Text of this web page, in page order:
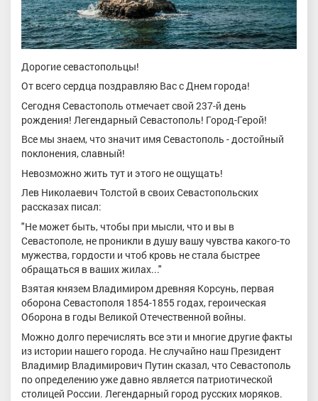
Дорогие севастопольцы!
От всего сердца поздравляю Вас с Днем города!
Сегодня Севастополь отмечает свой 237-й день
рождения! Легендарный Севастополь! Город-Герой!
Все мы знаем, что значит имя Севастополь - достойный
поклонения, славный!
Невозможно жить тут и этого не ощущать!
Лев Николаевич Толстой в своих Севастопольских
рассказах писал:
"Не может быть, чтобы при мысли, что и вы в
Севастополе, не проникли в душу вашу чувства какого-то
мужества, гордости и чтоб кровь не стала быстрее
обращаться в ваших жилах..."
Взятая князем Владимиром древняя Корсунь, первая
оборона Севастополя 1854-1855 годах, героическая
Оборона в годы Великой Отечественной войны.
Можно долго перечислять все эти и многие другие факты
из истории нашего города. Не случайно наш Президент
Владимир Владимирович Путин сказал, что Севастополь
по определению уже давно является патриотической
столицей России. Легендарный город русских моряков.